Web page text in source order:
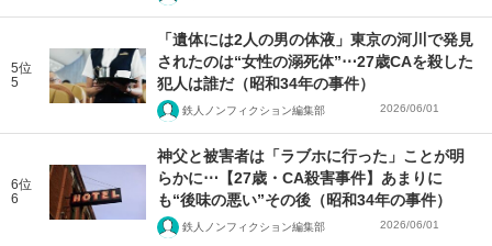
5位
5
「遺体には2人の男の体液」東京の河川で発見
されたのは“女性の溺死体”⋯27歳CAを殺した
犯人は誰だ（昭和34年の事件）
鉄人ノンフィクション編集部 2026/06/01
6位
6
神父と被害者は「ラブホに行った」ことが明
らかに⋯【27歳・CA殺害事件】あまりに
も“後味の悪い”その後（昭和34年の事件）
鉄人ノンフィクション編集部 2026/06/01